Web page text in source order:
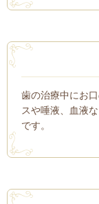
歯の治療中にお
スや唾液、血液
です。